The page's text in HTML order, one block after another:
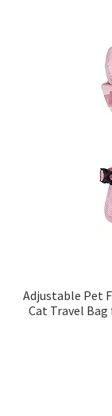
Adjustable Pet
Cat Travel